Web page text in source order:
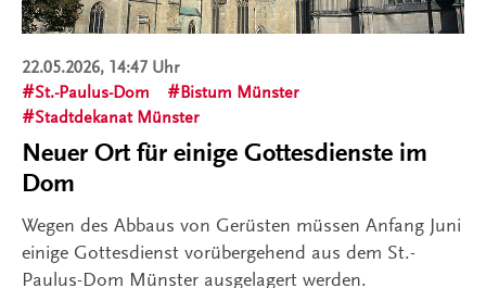
22.05.2026, 14:47 Uhr
St.-Paulus-Dom
Bistum Münster
Stadtdekanat Münster
Neuer Ort für einige Gottesdienste im
Dom
Wegen des Abbaus von Gerüsten müssen Anfang Juni
einige Gottesdienst vorübergehend aus dem St.-
Paulus-Dom Münster ausgelagert werden.